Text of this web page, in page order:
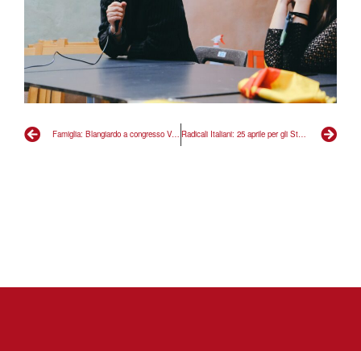
Famiglia: Blangiardo a congresso Verona? così scredita Istat” Radicali Italiani: 25 aprile per gli Stati Uniti d’Europa